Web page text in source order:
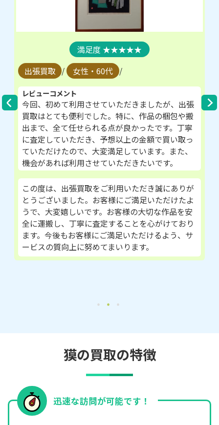
★★★★★
出張買取 / 女性・60代 /
レビューコメント
今回、初めて利用させていただきましたが、出張
買取はとても便利でした。特に、作品の梱包や搬
出まで、全て任せられる点が良かったです。丁寧
に査定していただき、予想以上の金額で買い取っ
ていただけたので、大変満足しています。また、
機会があれば利用させていただきたいです。
この度は、出張買取をご利用いただき誠にありが
とうございました。お客様にご満足いただけたよ
うで、大変嬉しいです。お客様の大切な作品を安
全に運搬し、丁寧に査定することを心がけており
ます。今後もお客様にご満足いただけるよう、サ
ービスの質向上に努めてまいります。
獏の買取の特徴
迅速な訪問が可能です！